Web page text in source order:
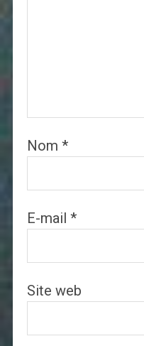
Nom *
E-mail *
Site web